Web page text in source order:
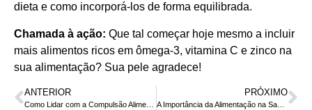
dieta e como incorporá-los de forma equilibrada.
Chamada à ação: Que tal começar hoje mesmo a incluir
mais alimentos ricos em ômega-3, vitamina C e zinco na
sua alimentação? Sua pele agradece!
ANTERIOR PRÓXIMO
A Importância da Alimentação na Saúde Cardiovascular